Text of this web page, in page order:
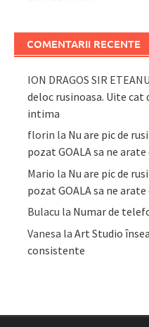
COMENTARII RECENTE
ION DRAGOS SIR ETEANU
deloc rusinoasa. Uite
intima
florin la Nu are pic de
pozat GOALA sa ne
Mario la Nu are pic de
pozat GOALA sa ne
Bulacu la Numar de
Vanesa laArt Studio
consistente